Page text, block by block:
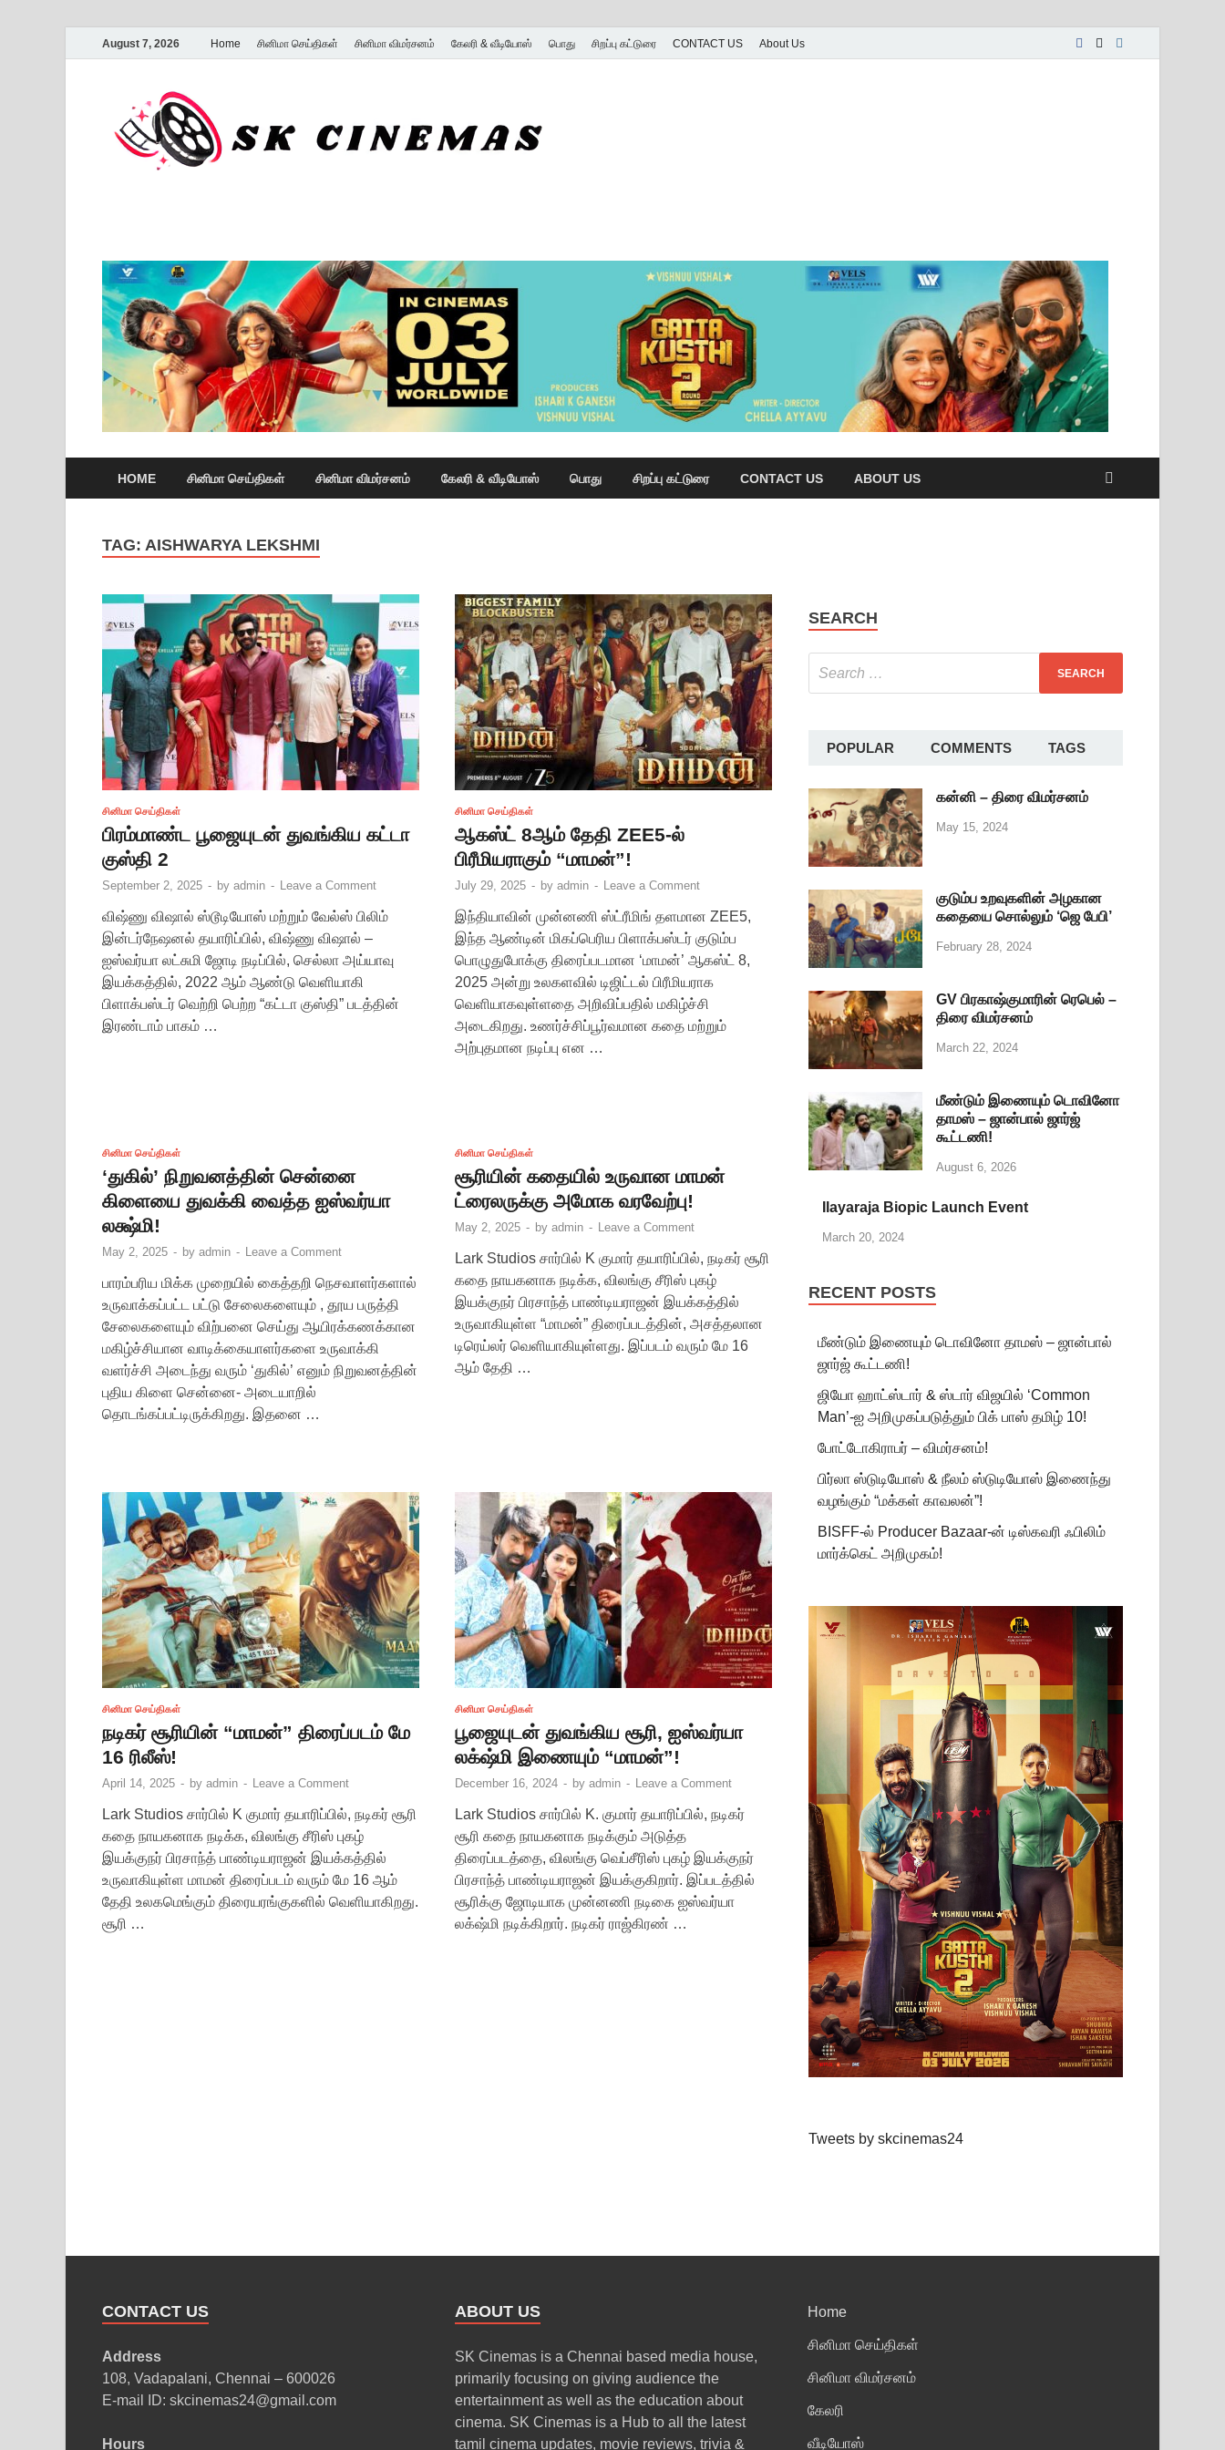
August 7, 2026 Home சினிமா செய்திகள் சினிமா விமர்சனம் கேலரி & வீடியோஸ் பொது சிறப்பு கட்டுரை CONTACT US About Us
HOME சினிமா செய்திகள் சினிமா விமர்சனம் கேலரி & வீடியோஸ் பொது சிறப்பு கட்டுரை CONTACT US ABOUT US
TAG: AISHWARYA LEKSHMI
சினிமா செய்திகள்
பிரம்மாண்ட பூஜையுடன் துவங்கிய கட்டா
குஸ்தி 2
September 2, 2025 - by admin - Leave a Comment
விஷ்ணு விஷால் ஸ்டூடியோஸ் மற்றும் வேல்ஸ் பிலிம்
இன்டர்நேஷனல் தயாரிப்பில், விஷ்ணு விஷால் –
ஐஸ்வர்யா லட்சுமி ஜோடி நடிப்பில், செல்லா அய்யாவு
இயக்கத்தில், 2022 ஆம் ஆண்டு வெளியாகி
பிளாக்பஸ்டர் வெற்றி பெற்ற “கட்டா குஸ்தி” படத்தின்
இரண்டாம் பாகம் …
சினிமா செய்திகள்
ஆகஸ்ட் 8ஆம் தேதி ZEE5-ல்
பிரீமியராகும் “மாமன்”!
July 29, 2025 - by admin - Leave a Comment
இந்தியாவின் முன்னணி ஸ்ட்ரீமிங் தளமான ZEE5,
இந்த ஆண்டின் மிகப்பெரிய பிளாக்பஸ்டர் குடும்ப
பொழுதுபோக்கு திரைப்படமான ‘மாமன்’ ஆகஸ்ட் 8,
2025 அன்று உலகளவில் டிஜிட்டல் பிரீமியராக
வெளியாகவுள்ளதை அறிவிப்பதில் மகிழ்ச்சி
அடைகிறது. உணர்ச்சிப்பூர்வமான கதை மற்றும்
அற்புதமான நடிப்பு என …
சினிமா செய்திகள்
‘துகில்’ நிறுவனத்தின் சென்னை
கிளையை துவக்கி வைத்த ஐஸ்வர்யா
லக்ஷ்மி!
May 2, 2025 - by admin - Leave a Comment
பாரம்பரிய மிக்க முறையில் கைத்தறி நெசவாளர்களால்
உருவாக்கப்பட்ட பட்டு சேலைகளையும் , தூய பருத்தி
சேலைகளையும் விற்பனை செய்து ஆயிரக்கணக்கான
மகிழ்ச்சியான வாடிக்கையாளர்களை உருவாக்கி
வளர்ச்சி அடைந்து வரும் ‘துகில்’ எனும் நிறுவனத்தின்
புதிய கிளை சென்னை- அடையாறில்
தொடங்கப்பட்டிருக்கிறது. இதனை …
சினிமா செய்திகள்
சூரியின் கதையில் உருவான மாமன்
ட்ரைலருக்கு அமோக வரவேற்பு!
May 2, 2025 - by admin - Leave a Comment
Lark Studios சார்பில் K குமார் தயாரிப்பில், நடிகர் சூரி
கதை நாயகனாக நடிக்க, விலங்கு சீரிஸ் புகழ்
இயக்குநர் பிரசாந்த் பாண்டியராஜன் இயக்கத்தில்
உருவாகியுள்ள “மாமன்” திரைப்படத்தின், அசத்தலான
டிரெய்லர் வெளியாகியுள்ளது. இப்படம் வரும் மே 16
ஆம் தேதி …
சினிமா செய்திகள்
நடிகர் சூரியின் “மாமன்” திரைப்படம் மே
16 ரிலீஸ்!
April 14, 2025 - by admin - Leave a Comment
Lark Studios சார்பில் K குமார் தயாரிப்பில், நடிகர் சூரி
கதை நாயகனாக நடிக்க, விலங்கு சீரிஸ் புகழ்
இயக்குநர் பிரசாந்த் பாண்டியராஜன் இயக்கத்தில்
உருவாகியுள்ள மாமன் திரைப்படம் வரும் மே 16 ஆம்
தேதி உலகமெங்கும் திரையரங்குகளில் வெளியாகிறது.
சூரி …
சினிமா செய்திகள்
பூஜையுடன் துவங்கிய சூரி, ஐஸ்வர்யா
லக்‌ஷ்மி இணையும் “மாமன்”!
December 16, 2024 - by admin - Leave a Comment
Lark Studios சார்பில் K. குமார் தயாரிப்பில், நடிகர்
சூரி கதை நாயகனாக நடிக்கும் அடுத்த
திரைப்படத்தை, விலங்கு வெப்சீரிஸ் புகழ் இயக்குநர்
பிரசாந்த் பாண்டியராஜன் இயக்குகிறார். இப்படத்தில்
சூரிக்கு ஜோடியாக முன்னணி நடிகை ஐஸ்வர்யா
லக்‌ஷ்மி நடிக்கிறார். நடிகர் ராஜ்கிரண் …
SEARCH
POPULAR COMMENTS TAGS
கன்னி – திரை விமர்சனம்
May 15, 2024
குடும்ப உறவுகளின் அழகான
கதையை சொல்லும் ‘ஜெ பேபி’
February 28, 2024
GV பிரகாஷ்குமாரின் ரெபெல் –
திரை விமர்சனம்
March 22, 2024
மீண்டும் இணையும் டொவினோ
தாமஸ் – ஜான்பால் ஜார்ஜ்
கூட்டணி!
August 6, 2026
Ilayaraja Biopic Launch Event
March 20, 2024
RECENT POSTS
மீண்டும் இணையும் டொவினோ தாமஸ் – ஜான்பால்
ஜார்ஜ் கூட்டணி!
ஜியோ ஹாட்ஸ்டார் & ஸ்டார் விஜயில் ‘Common
Man’-ஐ அறிமுகப்படுத்தும் பிக் பாஸ் தமிழ் 10!
போட்டோகிராபர் – விமர்சனம்!
பிர்லா ஸ்டுடியோஸ் & நீலம் ஸ்டுடியோஸ் இணைந்து
வழங்கும் “மக்கள் காவலன்”!
BISFF-ல் Producer Bazaar-ன் டிஸ்கவரி ஃபிலிம்
மார்க்கெட் அறிமுகம்!
Tweets by skcinemas24
CONTACT US
Address
108, Vadapalani, Chennai – 600026
E-mail ID: skcinemas24@gmail.com
Hours
ABOUT US
SK Cinemas is a Chennai based media house,
primarily focusing on giving audience the
entertainment as well as the education about
cinema. SK Cinemas is a Hub to all the latest
tamil cinema updates, movie reviews, trivia &
Home
சினிமா செய்திகள்
சினிமா விமர்சனம்
கேலரி
வீடியோஸ்